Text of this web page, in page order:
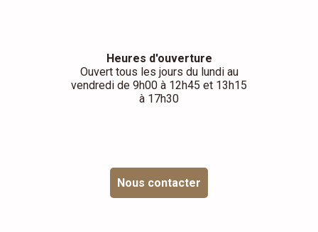
Heures d'ouverture
Ouvert tous les jours du lundi au
vendredi de 9h00 à 12h45 et 13h15
à 17h30
Nous contacter